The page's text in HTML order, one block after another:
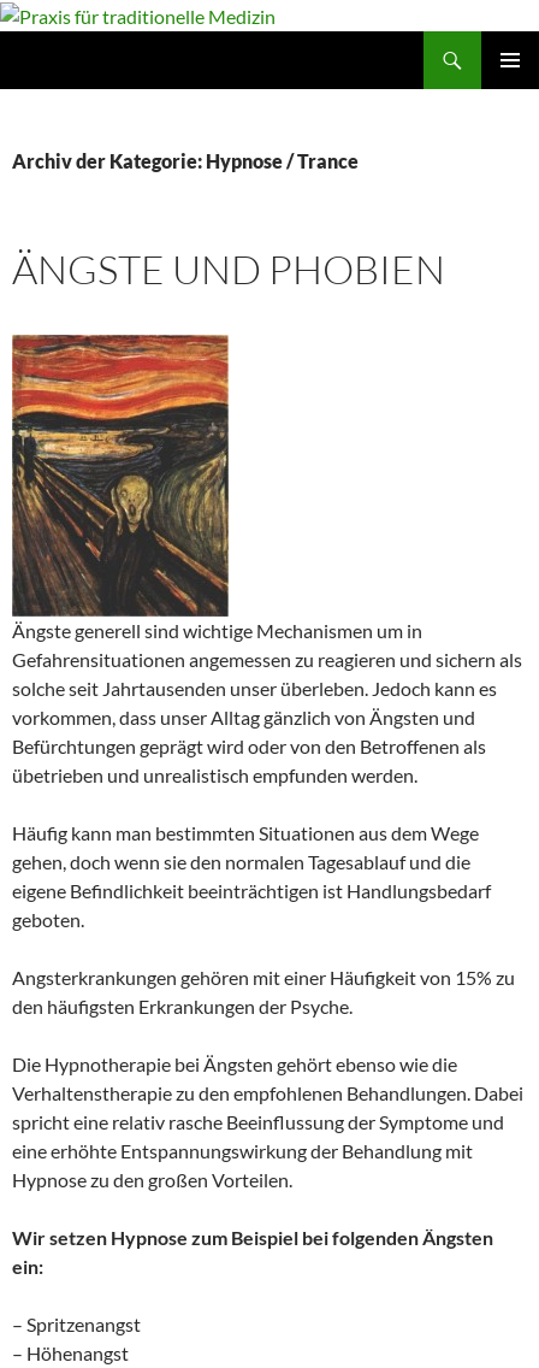
Archiv der Kategorie: Hypnose / Trance
ÄNGSTE UND PHOBIEN
Ängste generell sind wichtige Mechanismen um in
Gefahrensituationen angemessen zu reagieren und sichern als
solche seit Jahrtausenden unser überleben. Jedoch kann es
vorkommen, dass unser Alltag gänzlich von Ängsten und
Befürchtungen geprägt wird oder von den Betroffenen als
übetrieben und unrealistisch empfunden werden.
Häufig kann man bestimmten Situationen aus dem Wege
gehen, doch wenn sie den normalen Tagesablauf und die
eigene Befindlichkeit beeinträchtigen ist Handlungsbedarf
geboten.
Angsterkrankungen gehören mit einer Häufigkeit von 15% zu
den häufigsten Erkrankungen der Psyche.
Die Hypnotherapie bei Ängsten gehört ebenso wie die
Verhaltenstherapie zu den empfohlenen Behandlungen. Dabei
spricht eine relativ rasche Beeinflussung der Symptome und
eine erhöhte Entspannungswirkung der Behandlung mit
Hypnose zu den großen Vorteilen.
Wir setzen Hypnose zum Beispiel bei folgenden Ängsten
ein:
– Spritzenangst
– Höhenangst